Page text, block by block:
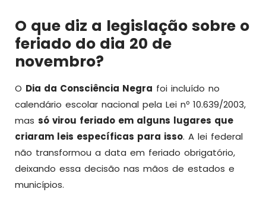
O que diz a legislação sobre o
feriado do dia 20 de
novembro?
O Dia da Consciência Negra foi incluído no
calendário escolar nacional pela Lei nº 10.639/2003,
mas só virou feriado em alguns lugares que
criaram leis específicas para isso. A lei federal
não transformou a data em feriado obrigatório,
deixando essa decisão nas mãos de estados e
municípios.